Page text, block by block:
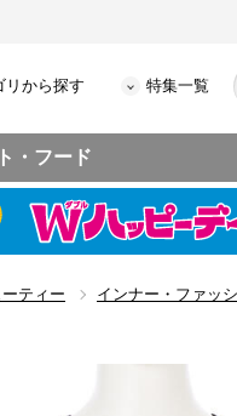
リから探す 特集一覧
・フード
ティー インナー・ファッ